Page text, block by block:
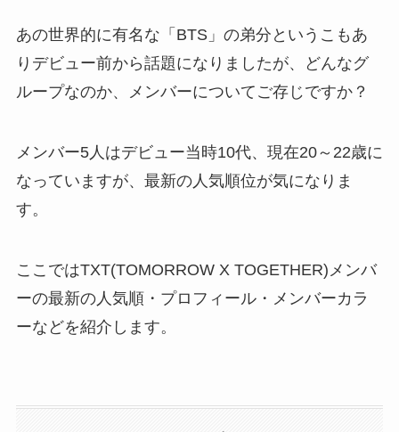
あの世界的に有名な「BTS」の弟分というこもあ
りデビュー前から話題になりましたが、どんなグ
ループなのか、メンバーについてご存じですか？
メンバー5人はデビュー当時10代、現在20～22歳に
なっていますが、最新の人気順位が気になりま
す。
ここではTXT(TOMORROW X TOGETHER)メンバ
ーの最新の人気順・プロフィール・メンバーカラ
ーなどを紹介します。